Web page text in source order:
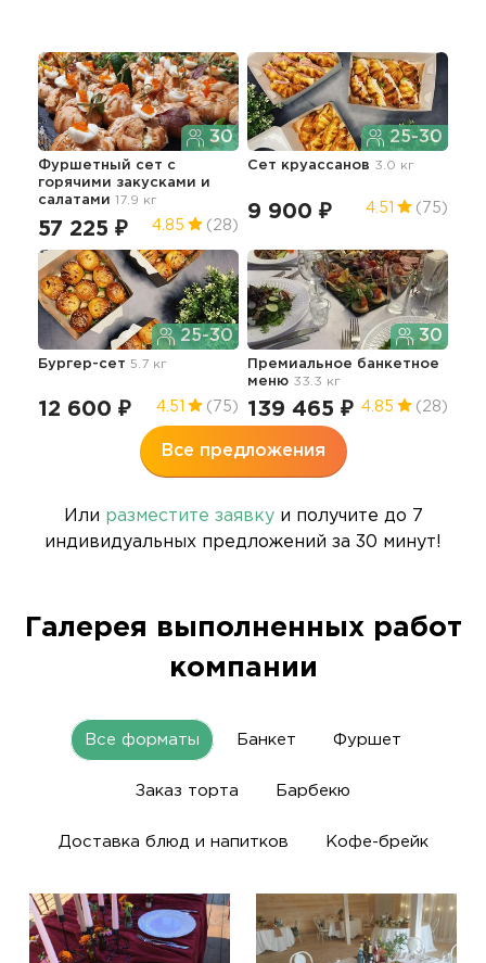
30
Фуршетный сет с
горячими закусками и
салатами 17.9 кг
57 225 ₽ 4.85 (28)
25-30
Сет круассанов 3.0 кг
9 900 ₽ 4.51 (75)
25-30
Бургер-сет 5.7 кг
12 600 ₽ 4.51 (75)
30
Премиальное банкетное
меню 33.3 кг
139 465 ₽ 4.85 (28)
Все предложения
Или разместите заявкуи получите до 7
индивидуальных предложений за 30 минут!
Галерея выполненных работ
компании
Все форматы Банкет Фуршет
Заказ торта Барбекю
Доставка блюд и напитков Кофе-брейк